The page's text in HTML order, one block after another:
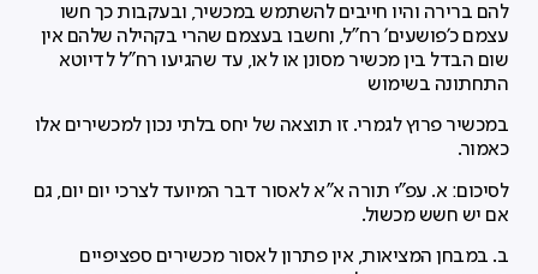
להם ברירה והיו חייבים להשתמש במכשיר, ובעקבות כך חשו
עצמם כ'פושעים' רח"ל, וחשבו בעצמם שהרי בקהילה שלהם אין
שום הבדל בין מכשיר מסונן או לאו, עד שהגיעו רח"ל לדיוטא
התחתונה בשימוש
במכשיר פרוץ לגמרי. זו תוצאה של יחס בלתי נכון למכשירים אלו
כאמור.
לסיכום: א. עפ"י תורה א"א לאסור דבר המיועד לצרכי יום יום, גם
אם יש חשש מכשול.
ב. במבחן המציאות, אין פתרון לאסור מכשירים ספציפיים